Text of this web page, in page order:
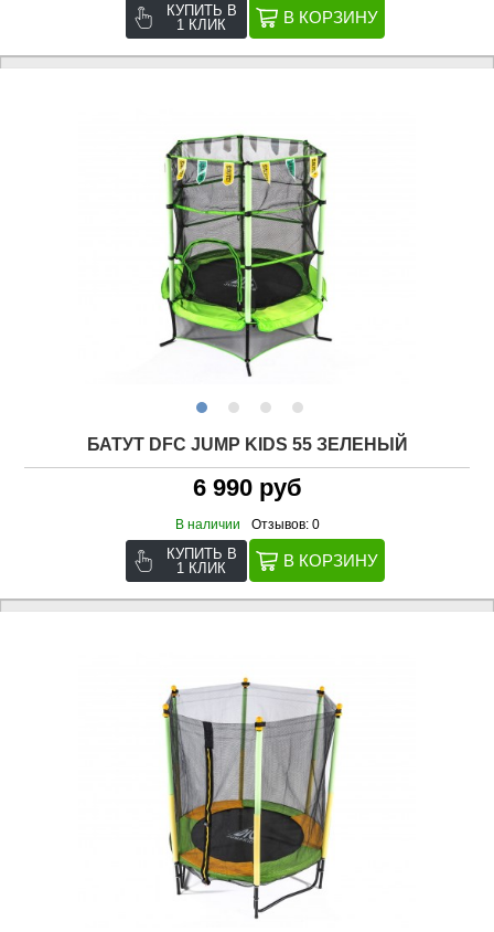
КУПИТЬ В
1 КЛИК
БАТУТ DFC JUMP KIDS 55 ЗЕЛЕНЫЙ
6 990 руб
В наличии Отзывов: 0
КУПИТЬ В
1 КЛИК